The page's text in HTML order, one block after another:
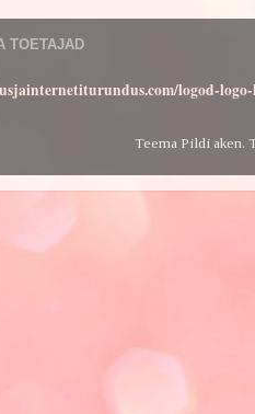
TOETAJAD
logod-
Teema Pildi aken.